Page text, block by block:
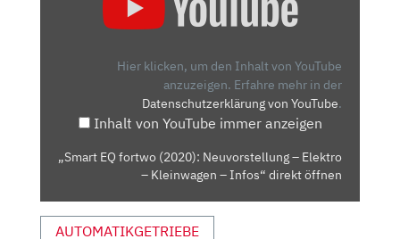
NEUVORSTELLUNG
KLEINWAGEN
VON
YOUTUBE
Hier klicken, um den Inhalt von YouTube
anzuzeigen. Erfahre mehr in der
Datenschutzerklärung von YouTube.
Inhalt von YouTube immer anzeigen
„Smart EQ fortwo (2020): Neuvorstellung – Elektro
– Kleinwagen – Infos“ direkt öffnen
AUTOMATIKGETRIEBE